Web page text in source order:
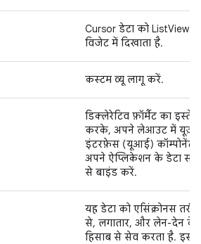
Cursor डेटा को ListView
विजेट में दिखाता है.
कस्टम व्यू लागू करें.
डिक्लेरेटिव फ़ॉर्मैट का
करके, अपने लेआउट में यूज़र
इंटरफ़ेस (यूआई) कॉम्पोनेंट
अपने ऐप्लिकेशन के डेटा
से बाइंड करें.
यह डेटा को एसिंक्रोनस
से, लगातार, और लेन-देन के
हिसाब से सेव करता है. इससे